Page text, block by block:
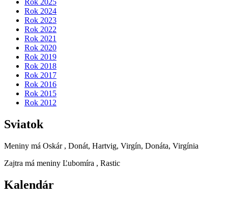
Rok 2025
Rok 2024
Rok 2023
Rok 2022
Rok 2021
Rok 2020
Rok 2019
Rok 2018
Rok 2017
Rok 2016
Rok 2015
Rok 2012
Sviatok
Meniny má Oskár , Donát, Hartvig, Virgín, Donáta, Virgínia
Zajtra má meniny Ľubomíra , Rastic
Kalendár